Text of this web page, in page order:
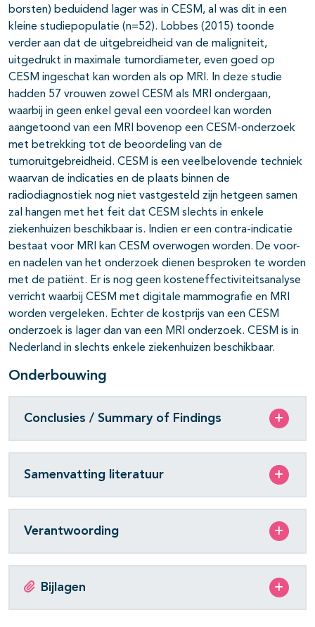
open- en dichtklappen
open- en dichtklappen
borsten) beduidend lager was in CESM, al was dit in een
kleine studiepopulatie (n=52). Lobbes (2015) toonde
verder aan dat de uitgebreidheid van de maligniteit,
uitgedrukt in maximale tumordiameter, even goed op
CESM ingeschat kan worden als op MRI. In deze studie
hadden 57 vrouwen zowel CESM als MRI ondergaan,
waarbij in geen enkel geval een voordeel kan worden
aangetoond van een MRI bovenop een CESM-onderzoek
met betrekking tot de beoordeling van de
tumoruitgebreidheid. CESM is een veelbelovende techniek
waarvan de indicaties en de plaats binnen de
radiodiagnostiek nog niet vastgesteld zijn hetgeen samen
zal hangen met het feit dat CESM slechts in enkele
ziekenhuizen beschikbaar is. Indien er een contra-indicatie
bestaat voor MRI kan CESM overwogen worden. De voor-
en nadelen van het onderzoek dienen besproken te worden
met de patiënt. Er is nog geen kosteneffectiviteitsanalyse
verricht waarbij CESM met digitale mammografie en MRI
worden vergeleken. Echter de kostprijs van een CESM
onderzoek is lager dan van een MRI onderzoek. CESM is in
Nederland in slechts enkele ziekenhuizen beschikbaar.
Onderbouwing
Conclusies / Summary of Findings
Samenvatting literatuur
Verantwoording
Bijlagen